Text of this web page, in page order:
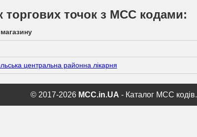
точок з МСС кодами:
центральна районна лікарня
© 2017-2026 MCC.in.UA - Каталог MCC кодів.